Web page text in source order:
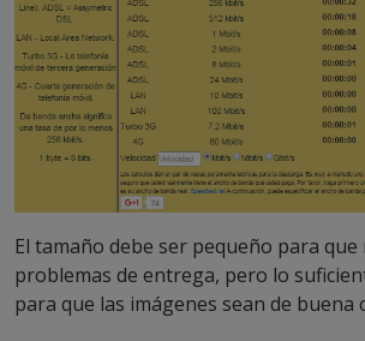
El tamaño debe ser pequeño para
problemas de entrega, pero lo
para que las imágenes sean de buena